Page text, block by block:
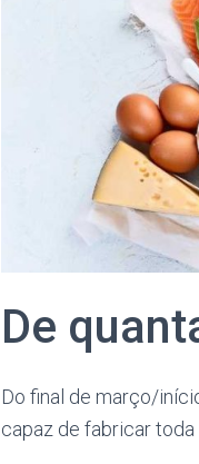
De
Do final de março/
capaz de fabricar toda